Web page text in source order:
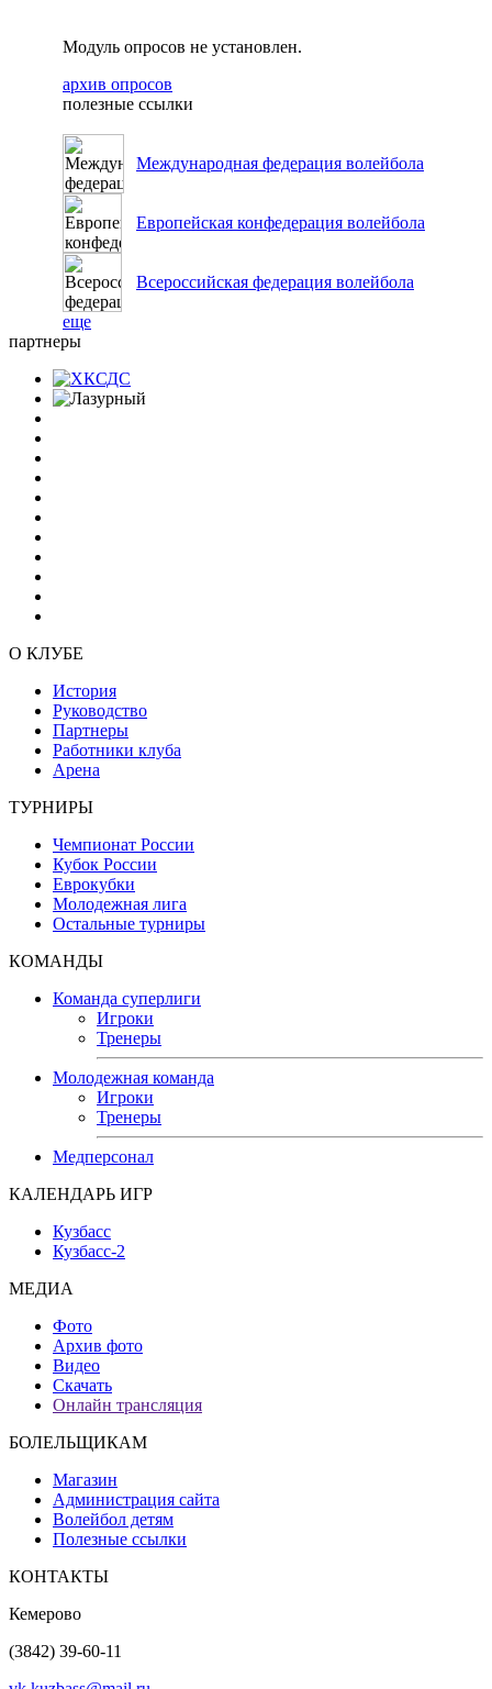
Модуль опросов не установлен.
архив опросов
полезные ссылки
Международная федерация волейбола
Европейская конфедерация волейбола
Всероссийская федерация волейбола
еще
партнеры
О КЛУБЕ
История
Руководство
Партнеры
Работники клуба
Арена
ТУРНИРЫ
Чемпионат России
Кубок России
Еврокубки
Молодежная лига
Остальные турниры
КОМАНДЫ
Команда суперлиги
Игроки
Тренеры
Молодежная команда
Игроки
Тренеры
Медперсонал
КАЛЕНДАРЬ ИГР
Кузбасс
Кузбасс-2
МЕДИА
Фото
Архив фото
Видео
Скачать
Онлайн трансляция
БОЛЕЛЬЩИКАМ
Магазин
Администрация сайта
Волейбол детям
Полезные ссылки
КОНТАКТЫ
Кемерово
(3842) 39-60-11